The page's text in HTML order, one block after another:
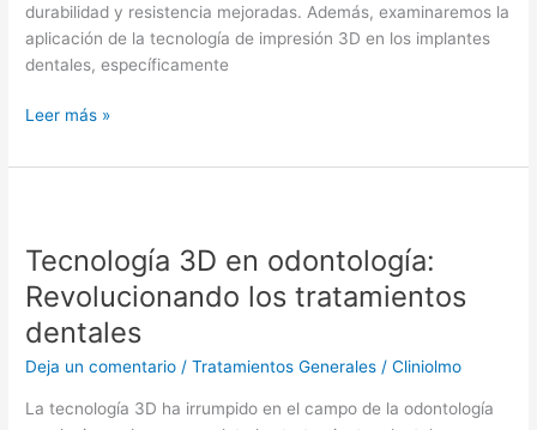
durabilidad y resistencia mejoradas. Además, examinaremos la
aplicación de la tecnología de impresión 3D en los implantes
dentales, específicamente
Leer más »
Tecnología 3D en odontología:
Revolucionando los tratamientos
dentales
Deja un comentario /Tratamientos Generales /Cliniolmo
La tecnología 3D ha irrumpido en el campo de la odontología
en
odontología:
Revolucionando
los
tratamientos